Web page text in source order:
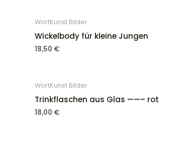
WortKunst Bilder
Wickelbody für kleine Jungen
18,50 €
WortKunst Bilder
Trinkflaschen aus Glas ——– rot
18,00 €